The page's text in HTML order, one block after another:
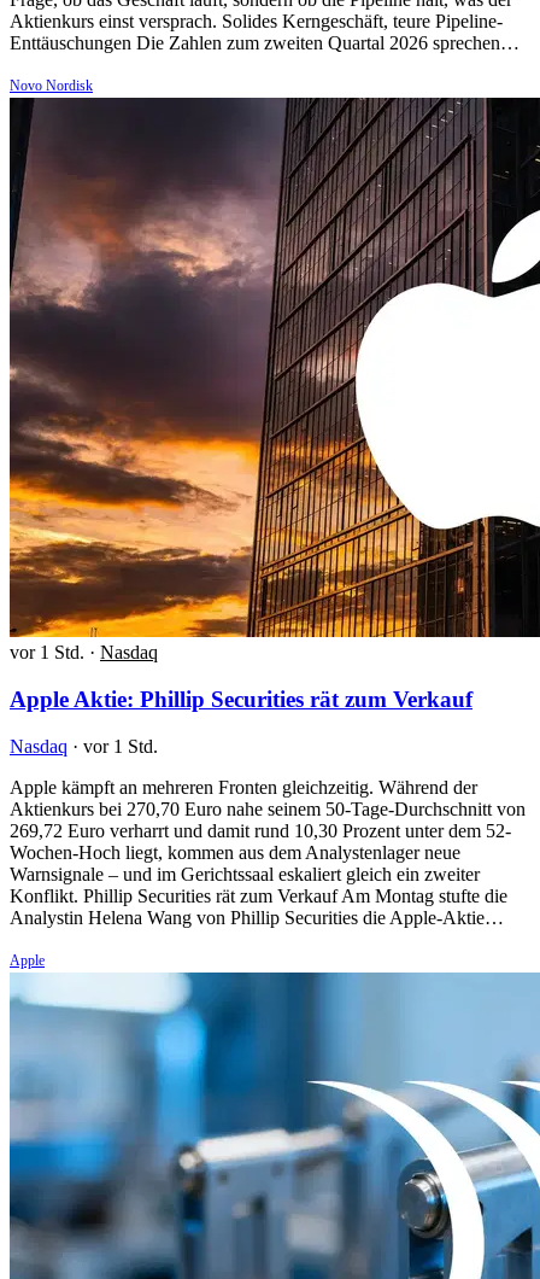
Aktienkurs einst versprach. Solides Kerngeschäft, teure Pipeline-
Enttäuschungen Die Zahlen zum zweiten Quartal 2026 sprechen…
Novo Nordisk
vor 1 Std. · Nasdaq
Apple Aktie: Phillip Securities rät zum Verkauf
Nasdaq · vor 1 Std.
Apple kämpft an mehreren Fronten gleichzeitig. Während der
Aktienkurs bei 270,70 Euro nahe seinem 50-Tage-Durchschnitt von
269,72 Euro verharrt und damit rund 10,30 Prozent unter dem 52-
Wochen-Hoch liegt, kommen aus dem Analystenlager neue
Warnsignale – und im Gerichtssaal eskaliert gleich ein zweiter
Konflikt. Phillip Securities rät zum Verkauf Am Montag stufte die
Analystin Helena Wang von Phillip Securities die Apple-Aktie…
Apple